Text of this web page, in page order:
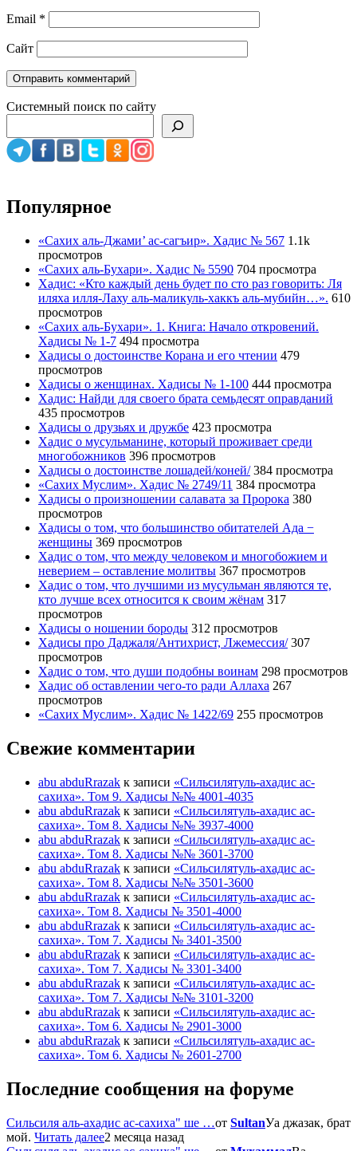
Email *
Сайт
Системный поиск по сайту
Популярное
«Сахих аль-Джами’ ас-сагъир». Хадис № 567 1.1k
просмотров
«Сахих аль-Бухари». Хадис № 5590 704 просмотра
Хадис: «Кто каждый день будет по сто раз говорить: Ля
иляха илля-Лаху аль-маликуль-хаккъ аль-мубийн…». 610
просмотров
«Сахих аль-Бухари». 1. Книга: Начало откровений.
Хадисы № 1-7 494 просмотра
Хадисы о достоинстве Корана и его чтении 479
просмотров
Хадисы о женщинах. Хадисы № 1-100 444 просмотра
Хадис: Найди для своего брата семьдесят оправданий
435 просмотров
Хадисы о друзьях и дружбе 423 просмотра
Хадис о мусульманине, который проживает среди
многобожников 396 просмотров
Хадисы о достоинстве лошадей/коней/ 384 просмотра
«Сахих Муслим». Хадис № 2749/11 384 просмотра
Хадисы о произношении салавата за Пророка 380
просмотров
Хадисы о том, что большинство обитателей Ада −
женщины 369 просмотров
Хадис о том, что между человеком и многобожием и
неверием – оставление молитвы 367 просмотров
Хадис о том, что лучшими из мусульман являются те,
кто лучше всех относится к своим жёнам 317
просмотров
Хадисы о ношении бороды 312 просмотров
Хадисы про Даджаля/Антихрист, Лжемессия/ 307
просмотров
Хадис о том, что души подобны воинам 298 просмотров
Хадис об оставлении чего-то ради Аллаха 267
просмотров
«Сахих Муслим». Хадис № 1422/69 255 просмотров
Свежие комментарии
abu abduRrazak к записи «Сильсилятуль-ахадис ас-
сахиха». Том 9. Хадисы №№ 4001-4035
abu abduRrazak к записи «Сильсилятуль-ахадис ас-
сахиха». Том 8. Хадисы №№ 3937-4000
abu abduRrazak к записи «Сильсилятуль-ахадис ас-
сахиха». Том 8. Хадисы №№ 3601-3700
abu abduRrazak к записи «Сильсилятуль-ахадис ас-
сахиха». Том 8. Хадисы №№ 3501-3600
abu abduRrazak к записи «Сильсилятуль-ахадис ас-
сахиха». Том 8. Хадисы № 3501-4000
abu abduRrazak к записи «Сильсилятуль-ахадис ас-
сахиха». Том 7. Хадисы № 3401-3500
abu abduRrazak к записи «Сильсилятуль-ахадис ас-
сахиха». Том 7. Хадисы № 3301-3400
abu abduRrazak к записи «Сильсилятуль-ахадис ас-
сахиха». Том 7. Хадисы №№ 3101-3200
abu abduRrazak к записи «Сильсилятуль-ахадис ас-
сахиха». Том 6. Хадисы № 2901-3000
abu abduRrazak к записи «Сильсилятуль-ахадис ас-
сахиха». Том 6. Хадисы № 2601-2700
Последние сообщения на форуме
Сильсиля аль-ахадис ас-сахиха" ше …от SultanУа джазак, брат
мой. Читать далее2 месяца назад